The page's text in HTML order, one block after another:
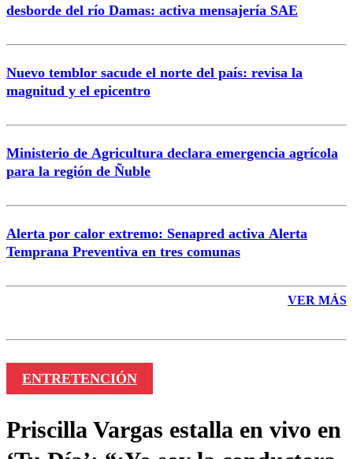
desborde del río Damas: activa mensajería SAE
Nuevo temblor sacude el norte del país: revisa la
magnitud y el epicentro
Ministerio de Agricultura declara emergencia agrícola
para la región de Ñuble
Alerta por calor extremo: Senapred activa Alerta
Temprana Preventiva en tres comunas
VER MÁS
ENTRETENCIÓN
Priscilla Vargas estalla en vivo en